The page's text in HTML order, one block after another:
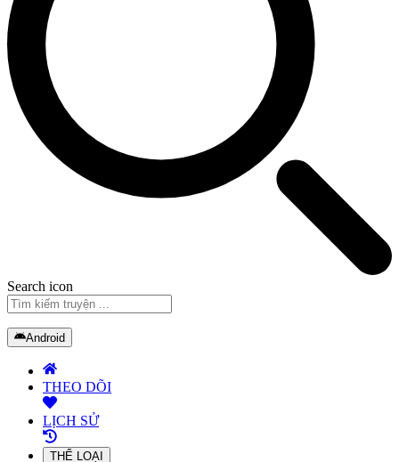
Search icon
Android
THEO DÕI
LỊCH SỬ
THỂ LOẠI